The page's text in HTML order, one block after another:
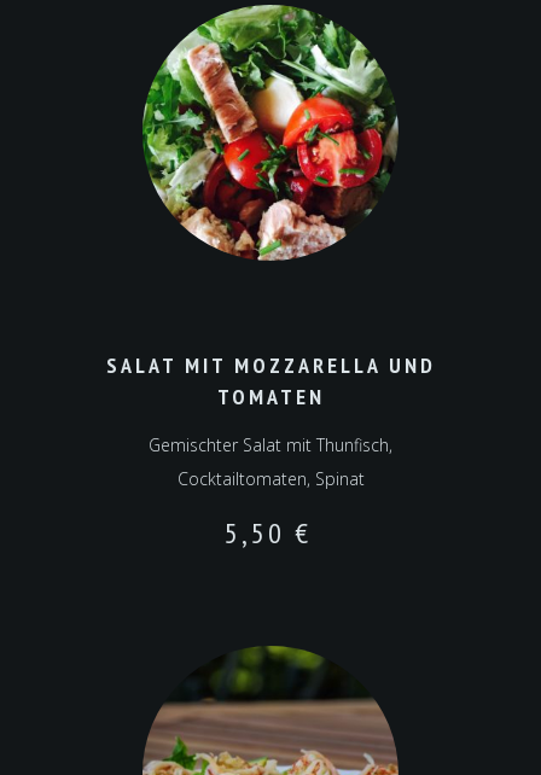
SALAT MIT MOZZARELLA UND
TOMATEN
Gemischter Salat mit Thunfisch,
Cocktailtomaten, Spinat
5,50 €